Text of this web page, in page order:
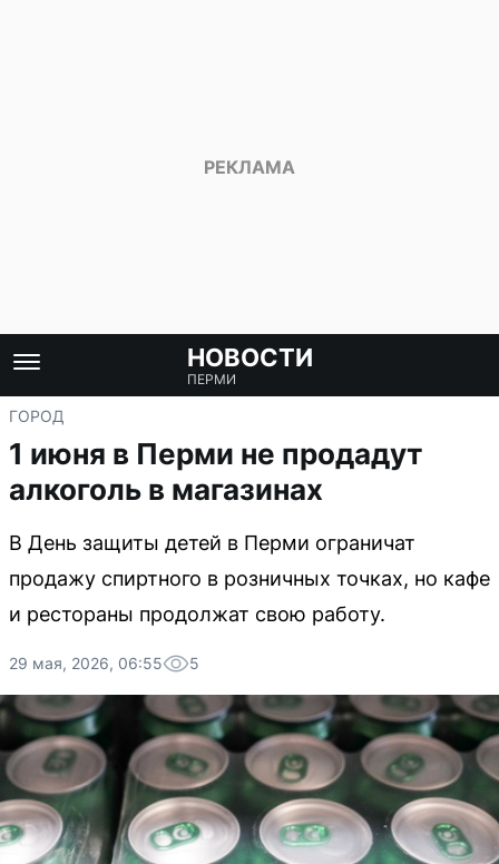
НОВОСТИ
ПЕРМИ
ГОРОД
1 июня в Перми не продадут
алкоголь в магазинах
В День защиты детей в Перми ограничат
продажу спиртного в розничных точках, но кафе
и рестораны продолжат свою работу.
29 мая, 2026, 06:55 5